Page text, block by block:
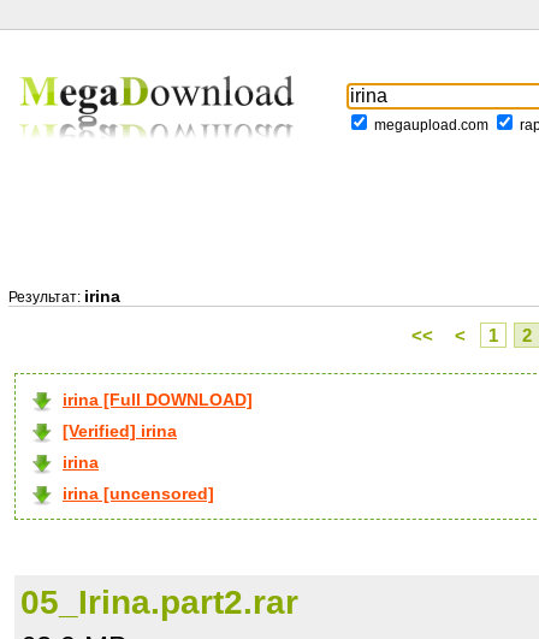
megaupload.com
Результат: irina
<< < 1 2
irina [Full DOWNLOAD]
[Verified] irina
irina
irina [uncensored]
05_Irina.part2.rar